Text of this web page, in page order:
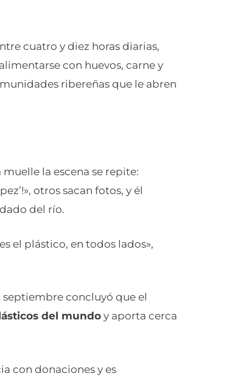
cuatro y diez horas diarias,
con huevos, carne y
ribereñas que le abren
la escena se repite:
otros sacan fotos, y él
del río.
el plástico, en todos lados»,
concluyó que el
del mundoy aporta cerca
con donaciones y es